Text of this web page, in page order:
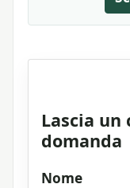
Lascia un
domanda
Nome